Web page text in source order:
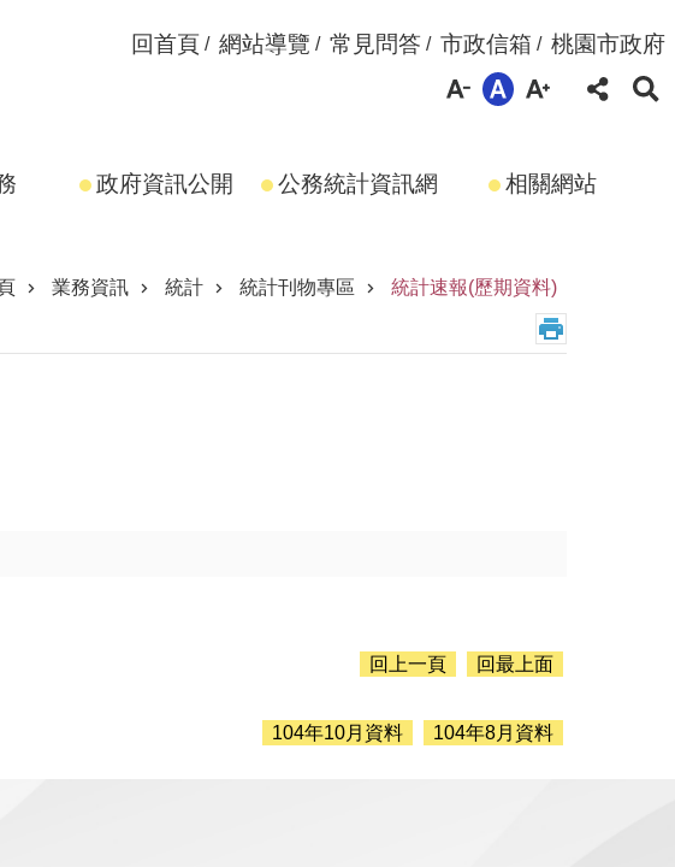
回首頁 網站導覽 常見問答 市政信箱 桃園市政府
政府資訊公開 公務統計資訊網 相關網站
業務資訊 統計 統計刊物專區 統計速報(歷期資料)
回上一頁 回最上面
104年10月資料 104年8月資料